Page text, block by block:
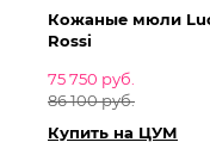
Кожаные мюли
Rossi
75 750 руб.
86 100 руб.
Купить на ЦУМ